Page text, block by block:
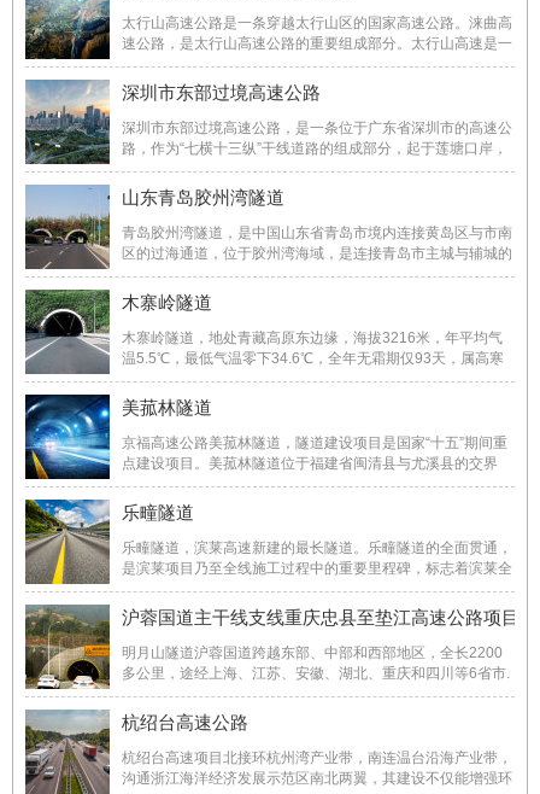
太行山高速公路是一条穿越太行山区的国家高速公路。涞曲高
速公路，是太行山高速公路的重要组成部分。太行山高速是一
条“扶贫路、致富路、旅游路、发展路”，对于疏解北京非首都
功能、开发沿线矿产和旅游资源、带动群众脱贫致富具有重要
意义，是连通北京、河北、河南的一条交 ...
深圳市东部过境高速公路
深圳市东部过境高速公路，是一条位于广东省深圳市的高速公
路，作为“七横十三纵”干线道路的组成部分，起于莲塘口岸，
沿线经过罗湖、龙岗和坪山区，终于深汕、惠盐高速公路相交
的金钱坳立交，主要承担香港至深圳东部、惠州、汕头的过境
交通、城市东向的对外交通以及罗湖、福 ...
山东青岛胶州湾隧道
青岛胶州湾隧道，是中国山东省青岛市境内连接黄岛区与市南
区的过海通道，位于胶州湾海域，是连接青岛市主城与辅城的
重要通道。隧道为城市快速道路，设双向六车道，设计车速
80km/h。为目前世界第三长海底公路隧道、国内最长的海底
隧道。 ...
木寨岭隧道
木寨岭隧道，地处青藏高原东边缘，海拔3216米，年平均气
温5.5℃，最低气温零下34.6℃，全年无霜期仅93天，属高寒
阴湿地带，原有越岭公路弯急坡陡，雪雨多路滑，路基狭窄，
行车条件极差，严重制约了区域经济的发展。该工程是国道
212线兰州至罐子沟公路的重要组成部分，也是甘 ...
美菰林隧道
京福高速公路美菰林隧道，隧道建设项目是国家“十五”期间重
点建设项目。美菰林隧道位于福建省闽清县与尤溪县的交界
处，双洞总长11．2公里。隧道围岩破碎、地质结构极其复
杂、施工难度大。为北京至福州高速公路“咽喉”控制性工程的
美菰林隧道提前一个月实现全隧道零误差贯通 ...
乐疃隧道
乐疃隧道，滨莱高速新建的最长隧道。乐疃隧道的全面贯通，
是滨莱项目乃至全线施工过程中的重要里程碑，标志着滨莱全
线的5座隧道组成的全国最大断面隧道群顺利实现贯通。为今
后建设类似长、大横断面隧道积累了丰富的施工实战经验，起
到了示范模板作用。滨莱项目积极助力山东地 ...
沪蓉国道主干线支线重庆忠县至垫江高速公路项目
明月山隧道沪蓉国道跨越东部、中部和西部地区，全长2200
多公里，途经上海、江苏、安徽、湖北、重庆和四川等6省市.
明月山位于重庆中部，横在重庆主城区和东部城市群中间，极
大阻碍了重庆市区与东部城市群的交通联系。明月山隧道，将
开辟重庆东向通道，极大解决主城区现有通道 ...
杭绍台高速公路
杭绍台高速项目北接环杭州湾产业带，南连温台沿海产业带，
沟通浙江海洋经济发展示范区南北两翼，其建设不仅能增强环